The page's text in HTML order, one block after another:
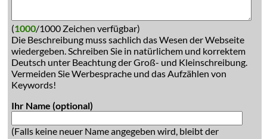
(1000/1000 Zeichen verfügbar)
Die Beschreibung muss sachlich das Wesen der Webseite
wiedergeben. Schreiben Sie in natürlichem und korrektem
Deutsch unter Beachtung der Groß- und Kleinschreibung.
Vermeiden Sie Werbesprache und das Aufzählen von
Keywords!
Ihr Name (optional)
(Falls keine neuer Name angegeben wird, bleibt der